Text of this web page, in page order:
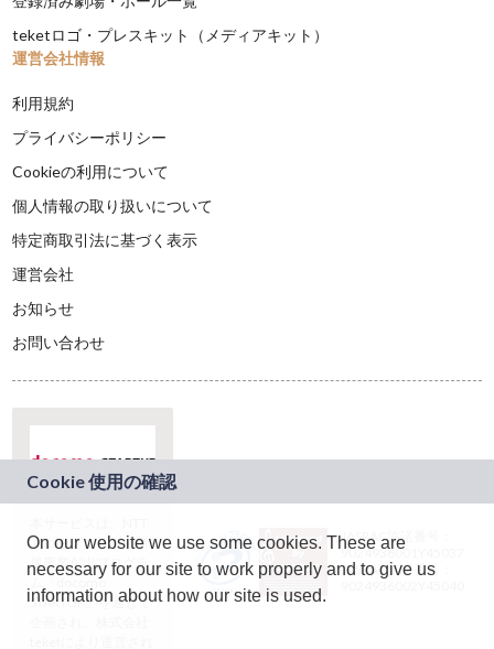
teketロゴ・プレスキット（メディアキット）
運営会社情報
利用規約
プライバシーポリシー
Cookieの利用について
個人情報の取り扱いについて
特定商取引法に基づく表示
運営会社
お知らせ
お問い合わせ
ドコモグループの新
規事業創出プログラ
ム「docomo
STARTUP」を通じて
JASRAC許諾番号：
9024936001Y45037
JASRAC許諾番号：
On our website we use some cookies. These are
necessary for our site to work properly and to give us
information about how our site is used.